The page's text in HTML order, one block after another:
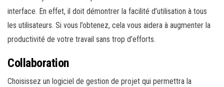
interface. En effet, il doit démontrer la facilité d’utilisation à tous
les utilisateurs. Si vous l’obtenez, cela vous aidera à augmenter la
productivité de votre travail sans trop d’efforts.
Collaboration
Choisissez un logiciel de gestion de projet qui permettra la